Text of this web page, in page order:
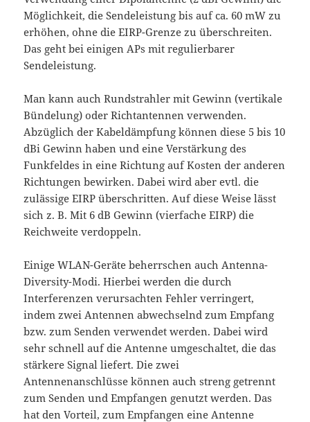
Möglichkeit, die Sendeleistung bis auf ca. 60 mW zu
erhöhen, ohne die EIRP-Grenze zu überschreiten.
Das geht bei einigen APs mit regulierbarer
Sendeleistung.
Man kann auch Rundstrahler mit Gewinn (vertikale
Bündelung) oder Richtantennen verwenden.
Abzüglich der Kabeldämpfung können diese 5 bis 10
dBi Gewinn haben und eine Verstärkung des
Funkfeldes in eine Richtung auf Kosten der anderen
Richtungen bewirken. Dabei wird aber evtl. die
zulässige EIRP überschritten. Auf diese Weise lässt
sich z. B. Mit 6 dB Gewinn (vierfache EIRP) die
Reichweite verdoppeln.
Einige WLAN-Geräte beherrschen auch Antenna-
Diversity-Modi. Hierbei werden die durch
Interferenzen verursachten Fehler verringert,
indem zwei Antennen abwechselnd zum Empfang
bzw. zum Senden verwendet werden. Dabei wird
sehr schnell auf die Antenne umgeschaltet, die das
stärkere Signal liefert. Die zwei
Antennenanschlüsse können auch streng getrennt
zum Senden und Empfangen genutzt werden. Das
hat den Vorteil, zum Empfangen eine Antenne